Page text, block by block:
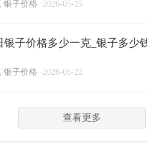
银子价格 · 2026-05-25
银子价格多少一克_银子多少
银子价格 · 2026-05-22
查看更多